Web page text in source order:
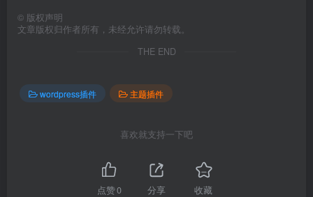
© 版权声明
文章版权归作者所有，未经允许请勿转载。
THE END
wordpress插件 主题插件
喜欢就支持一下吧
点赞0 分享 收藏